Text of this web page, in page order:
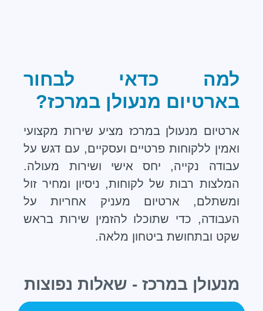
למה כדאי לבחור
בארטיום מנעולן במרכז?
ארטיום מנעולן במרכז מציע שירות מקצועי
ואמין ללקוחות פרטיים ועסקיים, עם דגש על
עבודה נקייה, יחס אישי ושירות מעולה.
המלצות רבות של לקוחות, ניסיון ומחיר זול
ומשתלם, ארטיום מעניק אחריות על
העבודה, כדי שתוכלו להזמין שירות בראש
שקט ובתחושת ביטחון מלאה.
מנעולן במרכז - שאלות נפוצות